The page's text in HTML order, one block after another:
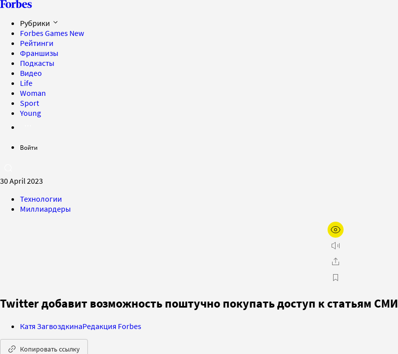
Рубрики
Forbes Games New
Рейтинги
Франшизы
Подкасты
Видео
Life
Woman
Sport
Young
Войти
30 April 2023
Технологии
Миллиардеры
Twitter добавит возможность поштучно покупать доступ к статьям СМИ
Катя ЗагвоздкинаРедакция Forbes
Копировать ссылку